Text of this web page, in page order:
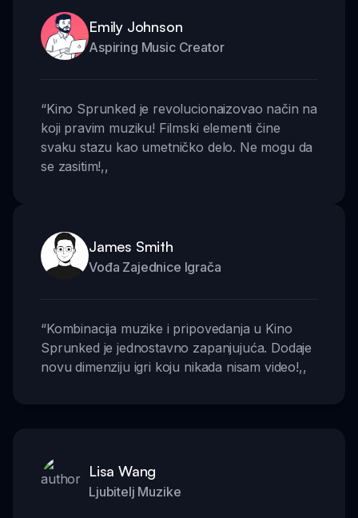
Emily Johnson
Aspiring Music Creator
“Kino Sprunked je revolucionaizovao način na
koji pravim muziku! Filmski elementi čine
svaku stazu kao umetničko delo. Ne mogu da
se zasitim!,,
James Smith
Vođa Zajednice Igrača
“Kombinacija muzike i pripovedanja u Kino
Sprunked je jednostavno zapanjujuća. Dodaje
novu dimenziju igri koju nikada nisam video!,,
Lisa Wang
Ljubitelj Muzike